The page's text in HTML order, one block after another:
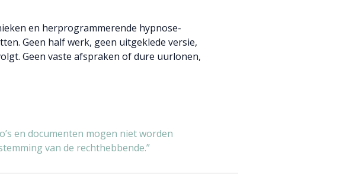
en herprogrammerende hypnose-
Geen half werk, geen uitgeklede versie,
Geen vaste afspraken of dure uurlonen,
en documenten mogen niet worden
van de rechthebbende.”